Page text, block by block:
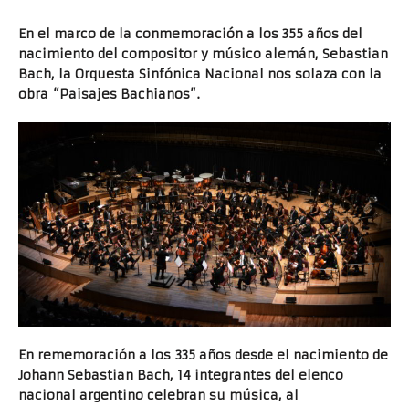
En el marco de la conmemoración a los 355 años del
nacimiento del compositor y músico alemán, Sebastian
Bach, la Orquesta Sinfónica Nacional nos solaza con la
obra “Paisajes Bachianos”.
En rememoración a los 335 años desde el nacimiento de
Johann Sebastian Bach, 14 integrantes del elenco
nacional argentino celebran su música, al